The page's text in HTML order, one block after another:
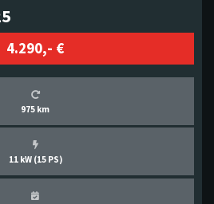
4.290,- €
975 km
11 kW (15 PS)